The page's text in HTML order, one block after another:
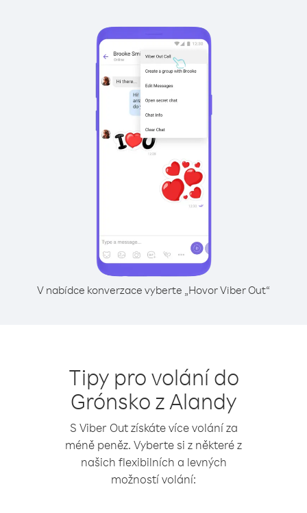
V nabídce konverzace vyberte „Hovor Viber Out“
Tipy pro volání do
Grónsko z Alandy
S Viber Out získáte více volání za
méně peněz. Vyberte si z některé z
našich flexibilních a levných
možností volání: